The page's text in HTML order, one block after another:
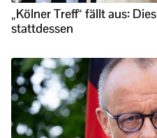
„Kölner Treff“ fällt aus:
stattdessen